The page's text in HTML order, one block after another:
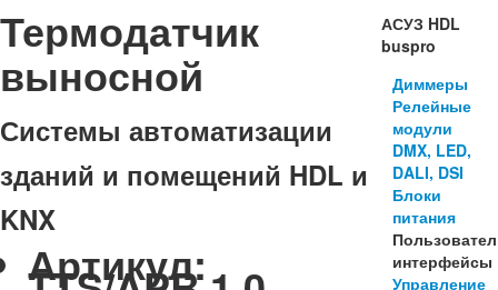
Термодатчик
выносной
Системы автоматизации
зданий и помещений HDL и
KNX
Артикул:
АСУЗ HDL
buspro
Диммеры
Релейные
модули
DMX, LED,
DALI, DSI
Блоки
питания
интерфейсы
Управление